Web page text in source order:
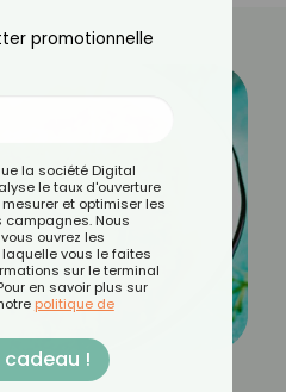
promotionnelle
la société Digital
le taux d'ouverture
et optimiser les
Nous
ouvrez les
vous le faites
sur le terminal
en savoir plus sur
politique de
!